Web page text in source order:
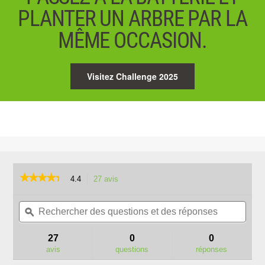
PLANTER UN ARBRE PAR LA
MÊME OCCASION.
Visitez Challenge 2025
★★★★★
★★★★★
5
les
avis
4.4 27 avis
vous
redirigera
vers
avis.
Rechercher
des
questions
ϙ
27
avis
0
questions
0
réponses